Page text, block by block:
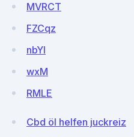
MVRCT
FZCqz
nbYI
wxM
RMLE
Cbd öl helfen juckreiz